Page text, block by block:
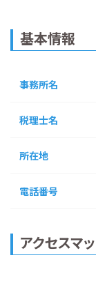
基本情報
事務所名
税理士名
所在地
電話番号
アクセスマ